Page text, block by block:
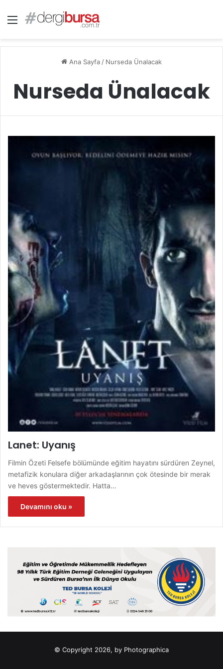
Menü
Ana Sayfa / Nurseda Ünalacak
Nurseda Ünalacak
Lanet: Uyanış
Filmin Özeti Felsefe bölümünde eğitim hayatını sürdüren Zeynel,
metafizik konulara diğer arkadaşlarının çok ötesinde bir merak
ve heves göstermektedir. Hatta…
Devamını oku »
© Copyright 2026, by Photographica